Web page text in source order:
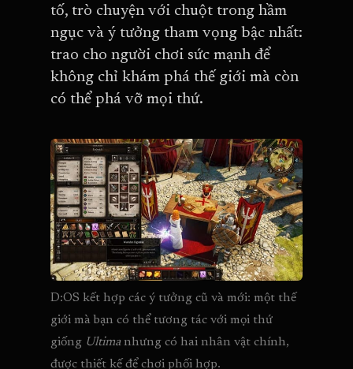
tố, trò chuyện với chuột trong hầm
ngục và ý tưởng tham vọng bậc nhất:
trao cho người chơi sức mạnh để
không chỉ khám phá thế giới mà còn
có thể phá vỡ mọi thứ.
D:OS kết hợp các ý tưởng cũ và mới: một thế
giới mà bạn có thể tương tác với mọi thứ
giống Ultima nhưng có hai nhân vật chính,
được thiết kế để chơi phối hợp.